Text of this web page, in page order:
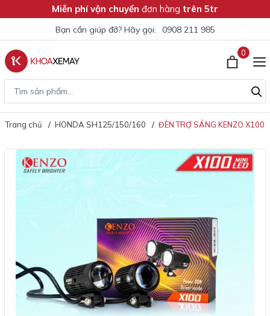
Miễn phí vận chuyển đơn hàng trên 5tr
Bạn cần giúp đỡ? Hãy gọi: 0908 211 985
0
Trang chủ HONDA SH125/150/160 ĐÈN TRỢ SÁNG KENZO X100